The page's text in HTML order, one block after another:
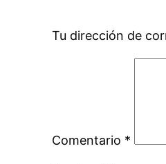
Tu dirección de
Comentario *